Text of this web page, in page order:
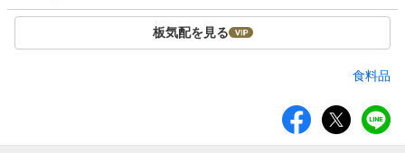
板気配を見る
食料品
ア